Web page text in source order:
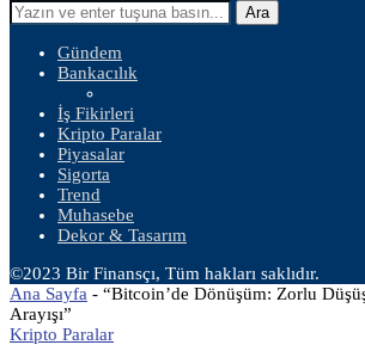
Ara
Gündem
Bankacılık
İş Fikirleri
Kripto Paralar
Piyasalar
Sigorta
Trend
Muhasebe
Dekor & Tasarım
©2023 Bir Finansçı, Tüm hakları saklıdır.
Ana Sayfa - “Bitcoin’de Dönüşüm: Zorlu
Arayışı”
Kripto Paralar